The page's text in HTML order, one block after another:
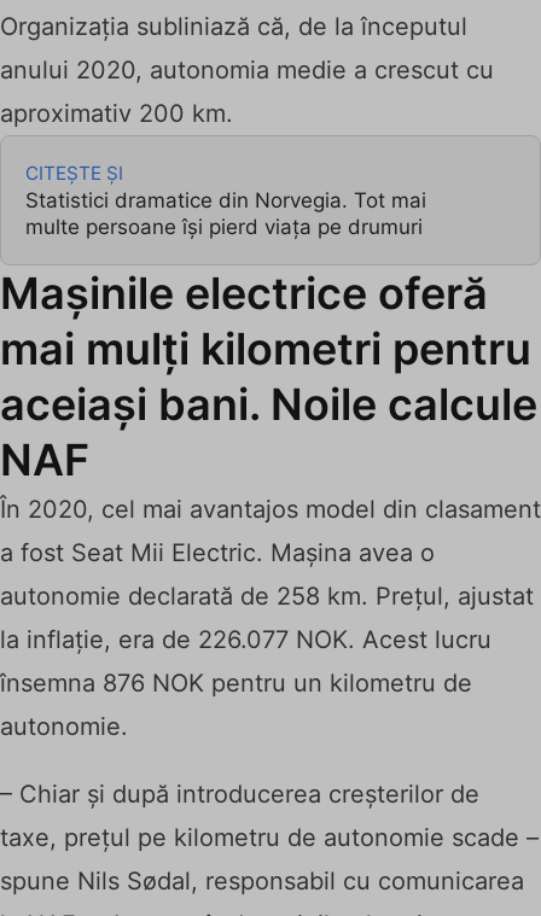
Organizația subliniază că, de la începutul
anului 2020, autonomia medie a crescut cu
aproximativ 200 km.
CITEȘTE ȘI
Statistici dramatice din Norvegia. Tot mai
multe persoane își pierd viața pe drumuri
Mașinile electrice oferă
mai mulți kilometri pentru
aceiași bani. Noile calcule
NAF
În 2020, cel mai avantajos model din clasament
a fost Seat Mii Electric. Mașina avea o
autonomie declarată de 258 km. Prețul, ajustat
la inflație, era de 226.077 NOK. Acest lucru
însemna 876 NOK pentru un kilometru de
autonomie.
– Chiar și după introducerea creșterilor de
taxe, prețul pe kilometru de autonomie scade –
spune Nils Sødal, responsabil cu comunicarea